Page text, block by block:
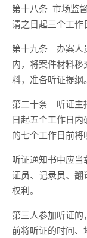
第十八条 市场监
请之日起三个工作
第十九条 办案人
内，将案件材料
料，准备听证提纲。
第二十条 听证主
日起五个工作日
的七个工作日前将
听证通知书中应
证员、记录员、翻
权利。
第三人参加听证
前将听证的时间、